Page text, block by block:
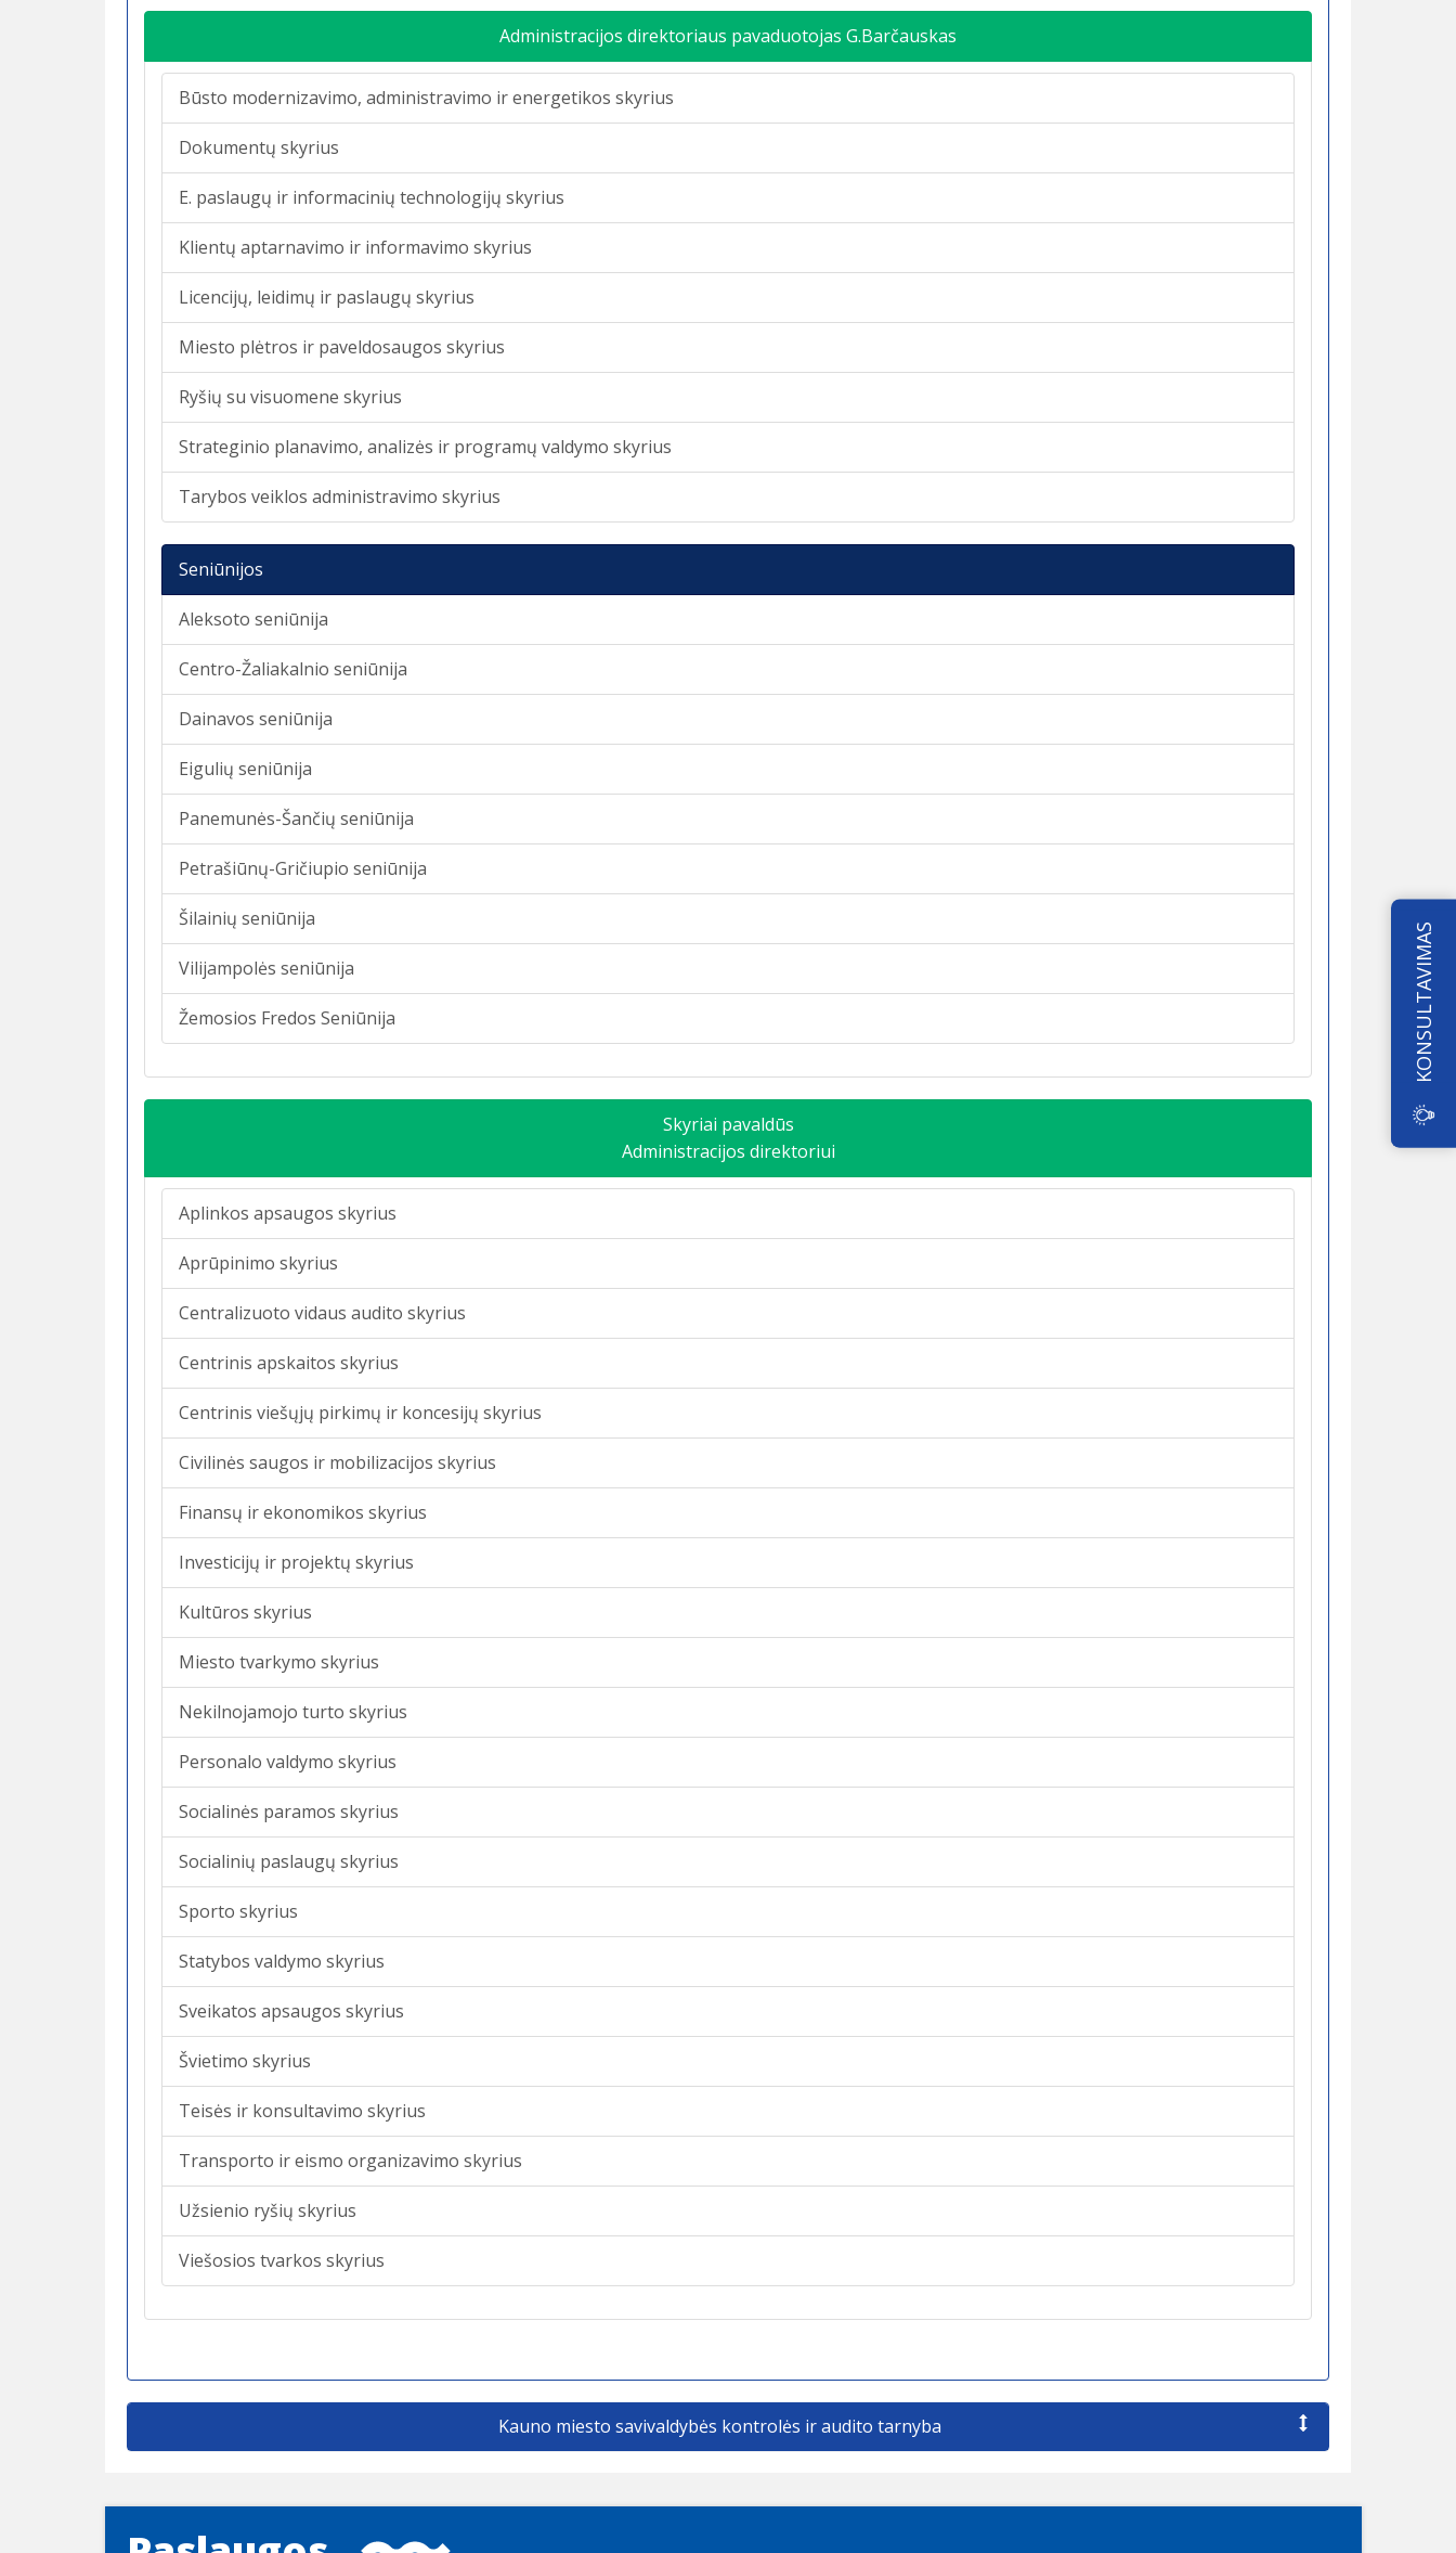
Administracijos direktoriaus pavaduotojas G.Barčauskas
Būsto modernizavimo, administravimo ir energetikos skyrius
Dokumentų skyrius
E. paslaugų ir informacinių technologijų skyrius
Klientų aptarnavimo ir informavimo skyrius
Licencijų, leidimų ir paslaugų skyrius
Miesto plėtros ir paveldosaugos skyrius
Ryšių su visuomene skyrius
Strateginio planavimo, analizės ir programų valdymo skyrius
Tarybos veiklos administravimo skyrius
Seniūnijos
Aleksoto seniūnija
Centro-Žaliakalnio seniūnija
Dainavos seniūnija
Eigulių seniūnija
Panemunės-Šančių seniūnija
Petrašiūnų-Gričiupio seniūnija
Šilainių seniūnija
Vilijampolės seniūnija
Žemosios Fredos Seniūnija
Skyriai pavaldūs
Administracijos direktoriui
Aplinkos apsaugos skyrius
Aprūpinimo skyrius
Centralizuoto vidaus audito skyrius
Centrinis apskaitos skyrius
Centrinis viešųjų pirkimų ir koncesijų skyrius
Civilinės saugos ir mobilizacijos skyrius
Finansų ir ekonomikos skyrius
Investicijų ir projektų skyrius
Kultūros skyrius
Miesto tvarkymo skyrius
Nekilnojamojo turto skyrius
Personalo valdymo skyrius
Socialinės paramos skyrius
Socialinių paslaugų skyrius
Sporto skyrius
Statybos valdymo skyrius
Sveikatos apsaugos skyrius
Švietimo skyrius
Teisės ir konsultavimo skyrius
Transporto ir eismo organizavimo skyrius
Užsienio ryšių skyrius
Viešosios tvarkos skyrius
Kauno miesto savivaldybės kontrolės ir audito tarnyba
KONSULTAVIMAS